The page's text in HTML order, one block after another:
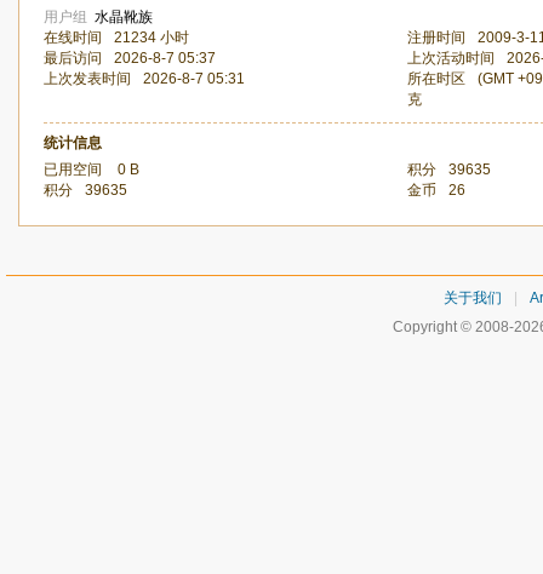
用户组 水晶靴族
在线时间
21234 小时 注册时间
2009-3-
最后访问
2026-8-7 05:37 上次活动时间
上次发表时间
2026-8-7 05:31 所在时区
(GMT
克
统计信息
已用空间
0 B 积分
39635
积分
39635 金币 26
关于我们
Copyright © 2008-